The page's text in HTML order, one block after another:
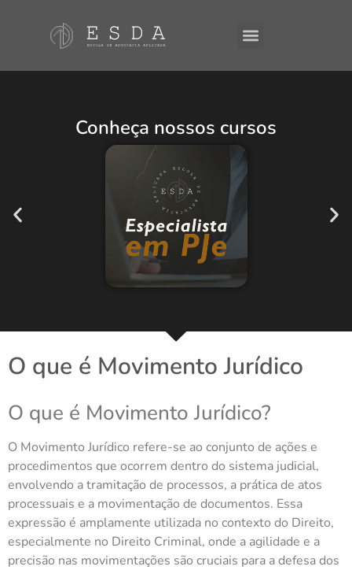
Conheça nossos cursos
O que é Movimento Jurídico
O que é Movimento Jurídico?
O Movimento Jurídico refere-se ao conjunto de ações e
procedimentos que ocorrem dentro do sistema judicial,
envolvendo a tramitação de processos, a prática de atos
processuais e a movimentação de documentos. Essa
expressão é amplamente utilizada no contexto do Direito,
especialmente no Direito Criminal, onde a agilidade e a
precisão nas movimentações são cruciais para a defesa dos